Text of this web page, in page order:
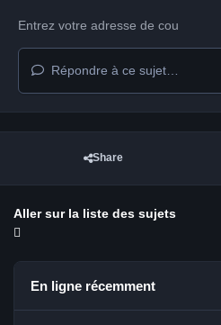
Répondre à ce sujet…
Share
Aller sur la liste des sujets
En ligne récemment